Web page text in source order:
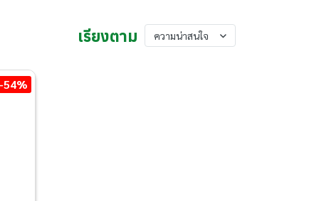
เรียงตาม ความน่าสนใจ
54%